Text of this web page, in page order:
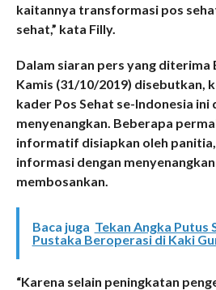
kaitannya transformasi pos
sehat,” kata Filly.
Dalam siaran pers yang diterima
Kamis (31/10/2019) disebutkan,
kader Pos Sehat se-Indonesia ini
menyenangkan. Beberapa
informatif disiapkan oleh
informasi dengan
membosankan.
Baca juga Tekan Angka Putus
Pustaka Beroperasi di Kaki
“Karena selain peningkatan